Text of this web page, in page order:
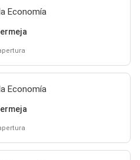
Economía
Economía